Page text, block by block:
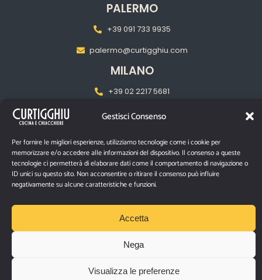
Gestisci Consenso
Per fornire le migliori esperienze, utilizziamo tecnologie come i cookie per
memorizzare e/o accedere alle informazioni del dispositivo. Il consenso a queste
tecnologie ci permetterà di elaborare dati come il comportamento di navigazione o
ID unici su questo sito. Non acconsentire o ritirare il consenso può influire
negativamente su alcune caratteristiche e funzioni.
Accetta
Nega
Visualizza le preferenze
PALERMO
+39 091 733 9935
palermo@curtigghiu.com
MILANO
‎+39 02 2217 5681
pasubiomilano@curtigghiu.com
PRIVACY POLICY
P.IVA IT03670480874
Via Santa Filomena n° 10/12 – Catania, 95129
©2026 Curtigghiu |Tutti i diritti riservati.